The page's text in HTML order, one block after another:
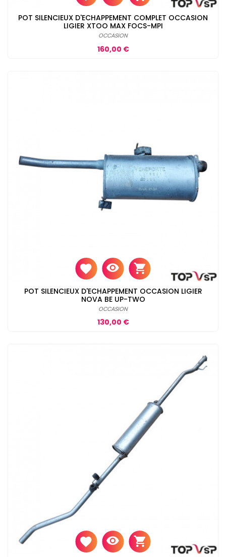
POT SILENCIEUX D'ECHAPPEMENT COMPLET OCCASION
LIGIER XTOO MAX FOCS-MPI
OCCASION
Prix
160,00 €
POT SILENCIEUX D'ECHAPPEMENT OCCASION LIGIER
NOVA BE UP-TWO
OCCASION
Prix
130,00 €